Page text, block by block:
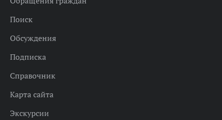
Поиск
Обсуждения
Подписка
Справочник
Карта сайта
Экскурсии